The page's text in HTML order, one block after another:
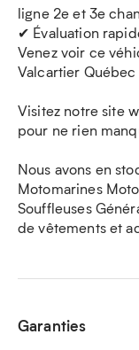
ligne 2e et 3e
✔ Évaluation
Venez voir ce
Valcartier Québec
Visitez notre site
pour ne rien
Nous avons en
Motomarines
Souffleuses
de vêtements et
Garanties